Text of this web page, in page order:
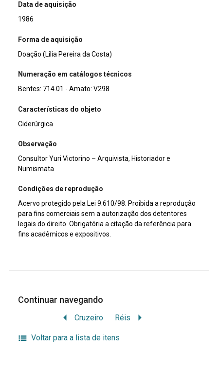
Data de aquisição
1986
Forma de aquisição
Doação (Lilia Pereira da Costa)
Numeração em catálogos técnicos
Bentes: 714.01 - Amato: V298
Características do objeto
Ciderúrgica
Observação
Consultor Yuri Victorino – Arquivista, Historiador e
Numismata
Condições de reprodução
Acervo protegido pela Lei 9.610/98. Proibida a reprodução
para fins comerciais sem a autorização dos detentores
legais do direito. Obrigatória a citação da referência para
fins acadêmicos e expositivos.
Continuar navegando
Cruzeiro Réis
Voltar para a lista de itens